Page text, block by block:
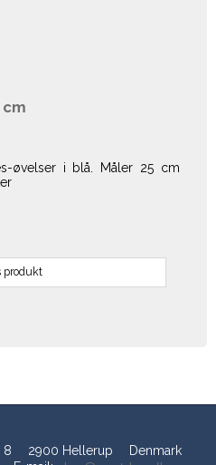
øvelser i blå. Måler 25 cm
produkt
8 2900 Hellerup
Denmark